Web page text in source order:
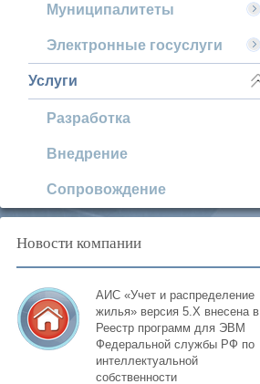
Муниципалитеты
Электронные госуслуги
Услуги
Разработка
Внедрение
Сопровождение
Новости компании
АИС «Учет и распределение
жилья» версия 5.Х внесена в
Реестр программ для ЭВМ
Федеральной службы РФ по
интеллектуальной
собственности